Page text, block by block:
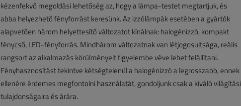
kézenfekvő megoldási lehetőség az, hogy a lámpa-testet megtartjuk, és
abba helyezhető fényforrást keresünk. Az izzólámpák esetében a gyártók
alapvetően három helyettesítő változatot kínálnak: halogénizzó, kompakt
fénycső, LED-fényforrás. Mindhárom változatnak van létjogosultsága, reális
rangsort az alkalmazás körülményeit figyelembe véve lehet felállítani.
Fényhasznosítást tekintve kétségtelenül a halogénizzó a legrosszabb, ennek
ellenére érdemes megfontolni használatát, gondoljunk csak a kiváló világítási
tulajdonságaira és árára.